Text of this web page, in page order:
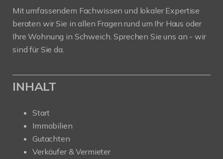
Mit umfassendem Fachwissen und lokaler Expertise
beraten wir Sie in allen Fragen rund um Ihr Haus oder
Ihre Wohnung in Schweich. Sprechen Sie uns an - wir
sind für Sie da.
INHALT
Start
Immobilien
Gutachten
Verkäufer & Vermieter